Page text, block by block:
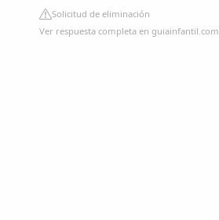
Solicitud de eliminación
Ver respuesta completa en guiainfantil.com